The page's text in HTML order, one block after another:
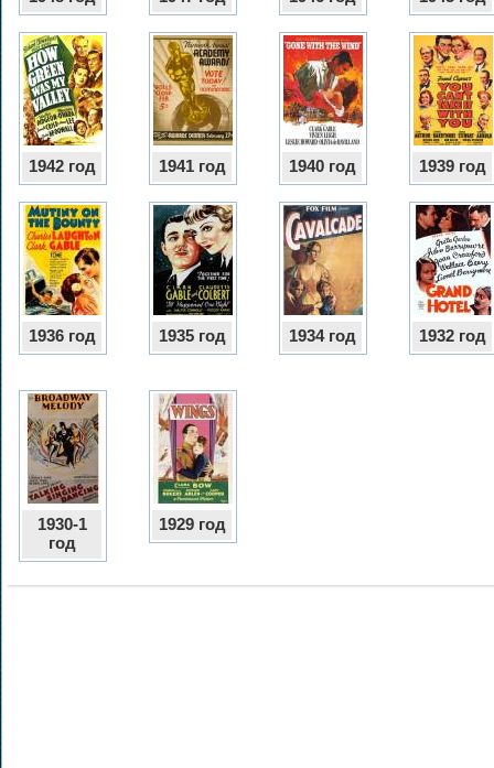
1942 год 1941 год 1940 год 1939 год
1936 год 1935 год 1934 год 1932 год
1930-1
год
1929 год